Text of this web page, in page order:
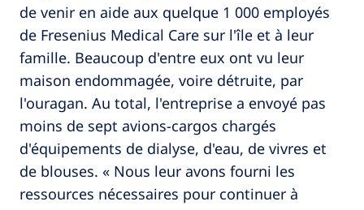
de venir en aide aux quelque 1 000 employés
de Fresenius Medical Care sur l'île et à leur
famille. Beaucoup d'entre eux ont vu leur
maison endommagée, voire détruite, par
l'ouragan. Au total, l'entreprise a envoyé pas
moins de sept avions-cargos chargés
d'équipements de dialyse, d'eau, de vivres et
de blouses. « Nous leur avons fourni les
ressources nécessaires pour continuer à